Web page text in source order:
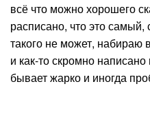
всё что можно хорошего
расписано, что это
такого не может, набираю
и как-то скромно
бывает жарко и иногда